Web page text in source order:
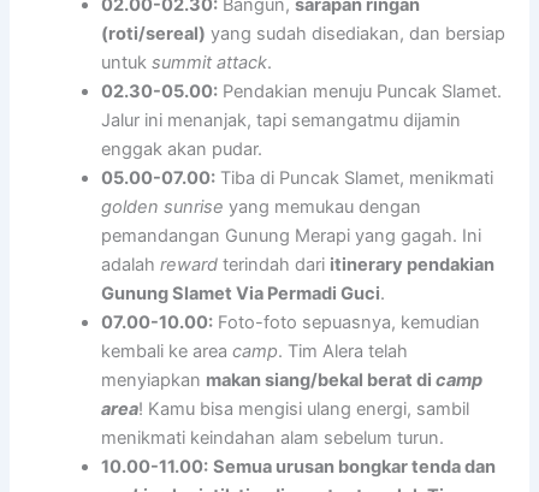
02.00-02.30: Bangun,sarapan ringan
(roti/sereal) yang sudah disediakan, dan bersiap
untuksummit attack.
02.30-05.00: Pendakian menuju Puncak Slamet.
Jalur ini menanjak, tapi semangatmu dijamin
enggak akan pudar.
05.00-07.00: Tiba di Puncak Slamet, menikmati
golden sunrise yang memukau dengan
pemandangan Gunung Merapi yang gagah. Ini
adalahreward terindah dari itinerary pendakian
Gunung Slamet Via Permadi Guci.
07.00-10.00: Foto-foto sepuasnya, kemudian
kembali ke areacamp. Tim Alera telah
menyiapkan makan siang/bekal berat dicamp
area! Kamu bisa mengisi ulang energi, sambil
menikmati keindahan alam sebelum turun.
10.00-11.00: Semua urusan bongkar tenda dan